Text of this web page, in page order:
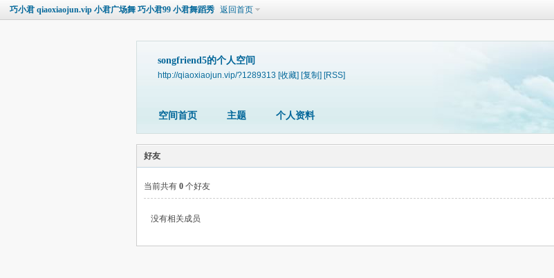
巧小君 qiaoxiaojun.vip 小君广场舞 巧小君99 小君舞蹈秀 返回首页
songfriend5的个人空间
http://qiaoxiaojun.vip/?1289313 [收藏] [复制] [RSS]
空间首页 主题 个人资料
好友
当前共有 0 个好友
没有相关成员